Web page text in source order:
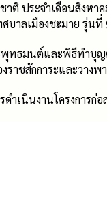
าติ ประจำเดือนสิงหา
ศบาลเมืองชะมาย รุ่
ทธมนต์และพิธีทำบุญตั
งราชสักการะและวา
ดำเนินงานโครงการ